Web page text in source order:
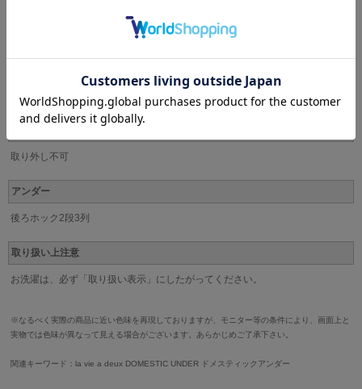
ポリエステル、ナイロン、その他
パッド付き(取り外し可)
取り外し不可
アンダー
後ろホック2段3列
取り扱い上注意
お洗濯は、必ず「取り扱い表示」にしたがってください。
※なるべく実際の商品に近い色味を再現しておりますが、モニター等の条件により、画面上と
実物では色味が異なって見える場合がございます。あらかじめご了承下さい。
関連キーワード：la vie a deux DOMESTIC UNDER ドメスティックアンダー